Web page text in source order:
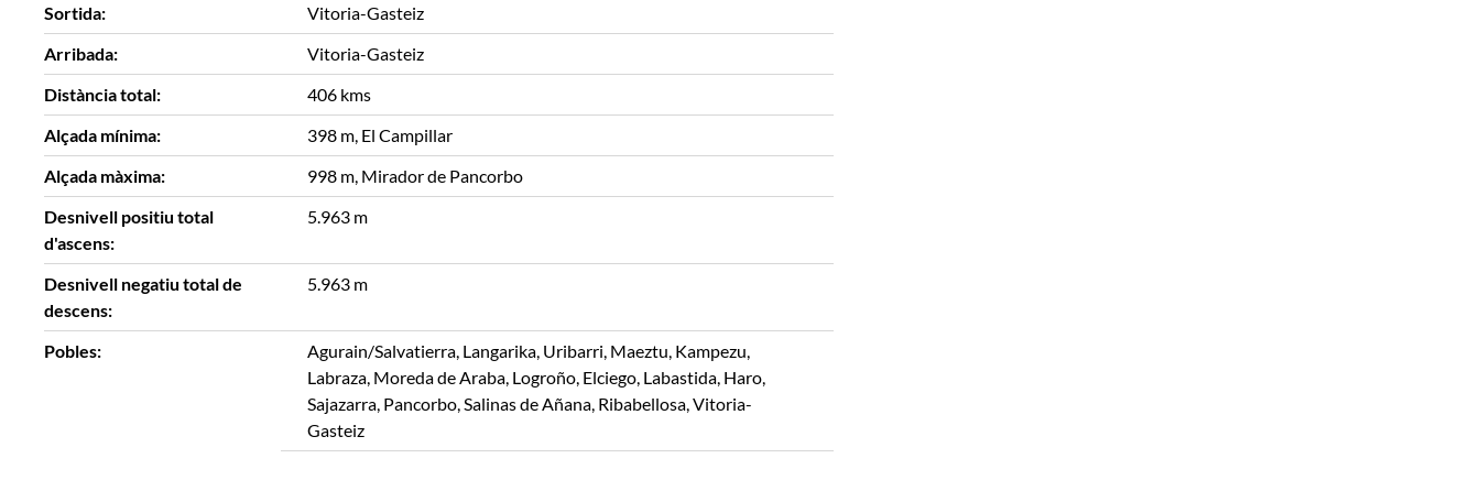
Sortida:
Vitoria-Gasteiz
Arribada:
Vitoria-Gasteiz
Distància total:
406 kms
Alçada mínima:
398 m, El Campillar
Alçada màxima:
998 m, Mirador de Pancorbo
Desnivell positiu total
d'ascens:
5.963 m
Desnivell negatiu total de
descens:
5.963 m
Pobles:
Agurain/Salvatierra, Langarika, Uribarri, Maeztu, Kampezu,
Labraza, Moreda de Araba, Logroño, Elciego, Labastida, Haro,
Sajazarra, Pancorbo, Salinas de Añana, Ribabellosa, Vitoria-
Gasteiz